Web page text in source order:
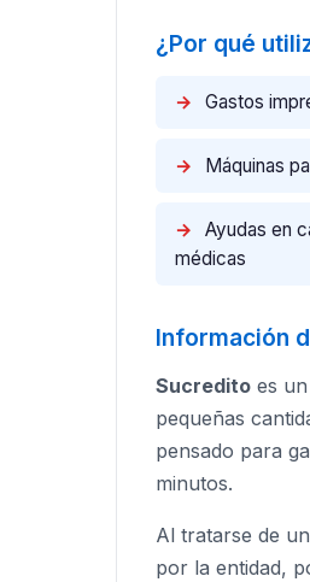
¿Por qué
→ Gastos
→ Máquinas
→
Ayudas en
médicas
Información
Sucredito es
pequeñas
pensado para
minutos.
Al tratarse de
por la entidad,